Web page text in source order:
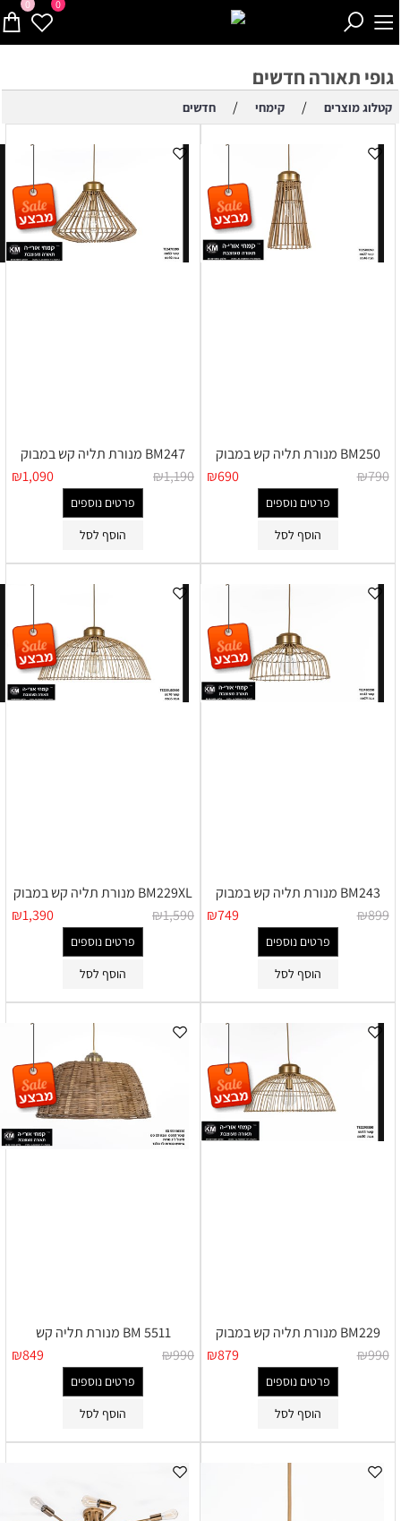
0 0
גופי תאורה חדשים
קטלוג מוצרים / קימחי / חדשים
BM250 מנורת תליה קש במבוק
₪790
₪690
פרטים נוספים
הוסף לסל
BM247 מנורת תליה קש במבוק
₪1,190
₪1,090
פרטים נוספים
הוסף לסל
BM243 מנורת תליה קש במבוק
₪899
₪749
פרטים נוספים
הוסף לסל
BM229XL מנורת תליה קש במבוק
₪1,590
₪1,390
פרטים נוספים
הוסף לסל
BM229 מנורת תליה קש במבוק
₪990
₪879
פרטים נוספים
הוסף לסל
BM 5511 מנורת תליה קש
₪990
₪849
פרטים נוספים
הוסף לסל